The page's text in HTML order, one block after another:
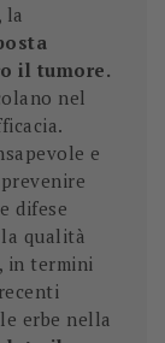
la
il tumore.
nel
e
difese
qualità
in termini
erbe nella